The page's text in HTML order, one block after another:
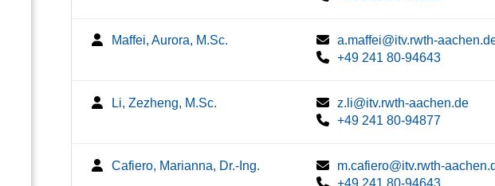
Maffei, Aurora, M.Sc.
a.maffei@itv.rwth-
+49 241 80-94643
Li, Zezheng, M.Sc.
z.li@itv.rwth-aachen.de
+49 241 80-94877
Cafiero, Marianna, Dr.-Ing.
m.cafiero@itv.rwth-
+49 241 80-94643